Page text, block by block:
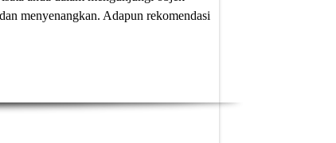
menyenangkan. Adapun rekomendasi